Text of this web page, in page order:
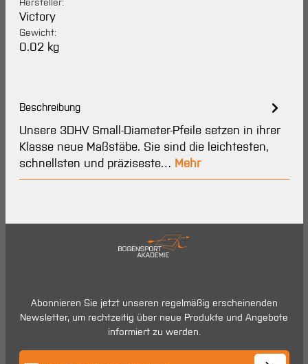
Victory
Gewicht:
0.02 kg
Beschreibung
Unsere 3DHV Small-Diameter-Pfeile setzen in ihrer
Klasse neue Maßstäbe. Sie sind die leichtesten,
schnellsten und präziseste… Mehr
Abonnieren Sie jetzt unseren regelmäßig erscheinenden
Newsletter, um rechtzeitig über neue Produkte und Angebote
informiert zu werden.